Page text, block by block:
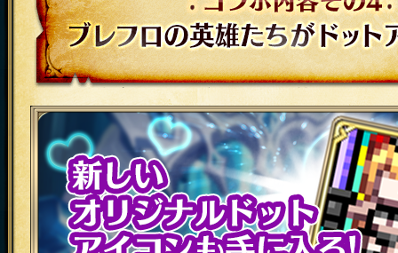
コラボ内容その4 ブレフロの英雄たち
に！